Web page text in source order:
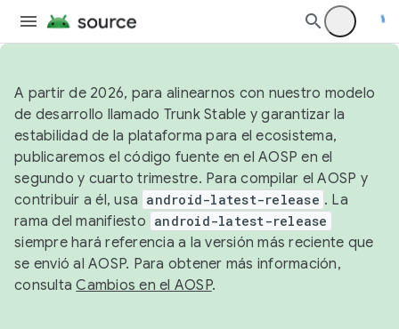
A partir de 2026, para alinearnos con nuestro modelo
de desarrollo llamado Trunk Stable y garantizar la
estabilidad de la plataforma para el ecosistema,
publicaremos el código fuente en el AOSP en el
segundo y cuarto trimestre. Para compilar el AOSP y
contribuir a él, usa android-latest-release . La
rama del manifiesto android-latest-release
siempre hará referencia a la versión más reciente que
se envió al AOSP. Para obtener más información,
consultaCambios en el AOSP.